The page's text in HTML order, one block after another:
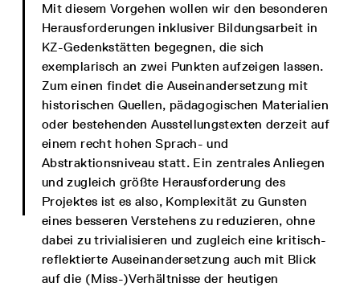
Mit diesem Vorgehen wollen wir den besonderen
Herausforderungen inklusiver Bildungsarbeit in
KZ-Gedenkstätten begegnen, die sich
exemplarisch an zwei Punkten aufzeigen lassen.
Zum einen findet die Auseinandersetzung mit
historischen Quellen, pädagogischen Materialien
oder bestehenden Ausstellungstexten derzeit auf
einem recht hohen Sprach- und
Abstraktionsniveau statt. Ein zentrales Anliegen
und zugleich größte Herausforderung des
Projektes ist es also, Komplexität zu Gunsten
eines besseren Verstehens zu reduzieren, ohne
dabei zu trivialisieren und zugleich eine kritisch-
reflektierte Auseinandersetzung auch mit Blick
auf die (Miss-)Verhältnisse der heutigen